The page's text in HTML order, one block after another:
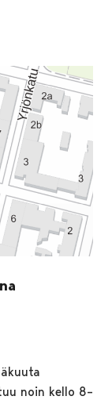
noin kello 8–